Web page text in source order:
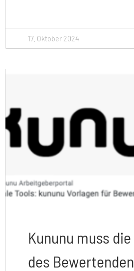
17. Oktober 2024
Kununu muss
des